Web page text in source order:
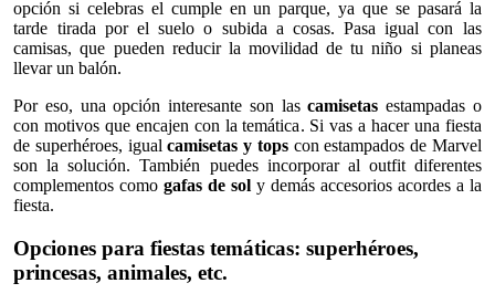
opción si celebras el cumple en un parque, ya que se pasará la
tarde tirada por el suelo o subida a cosas. Pasa igual con las
camisas, que pueden reducir la movilidad de tu niño si planeas
llevar un balón.
Por eso, una opción interesante son lascamisetas estampadas o
con motivos que encajen con la temática. Si vas a hacer una fiesta
de superhéroes, igualcamisetas y topscon estampados de Marvel
son la solución. También puedes incorporar al outfit diferentes
complementos comogafas de sol y demás accesorios acordes a la
fiesta.
Opciones para fiestas temáticas: superhéroes,
princesas, animales, etc.